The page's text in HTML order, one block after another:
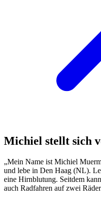
Michiel stellt sich
„Mein Name ist Michiel
und lebe in Den Haag (NL).
eine Hirnblutung. Seitdem
auch Radfahren auf zwei